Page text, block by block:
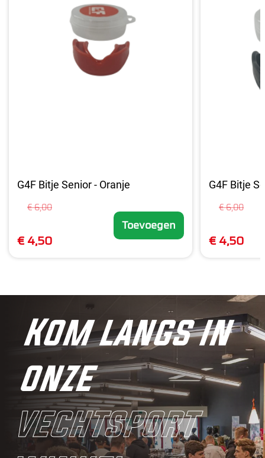
G4F Bitje Senior - Oranje
€ 6,00
€ 4,50
Toevoegen
G4F Bitje
€ 6,00
€ 4,50
Kom langs in
onze
vechtsport